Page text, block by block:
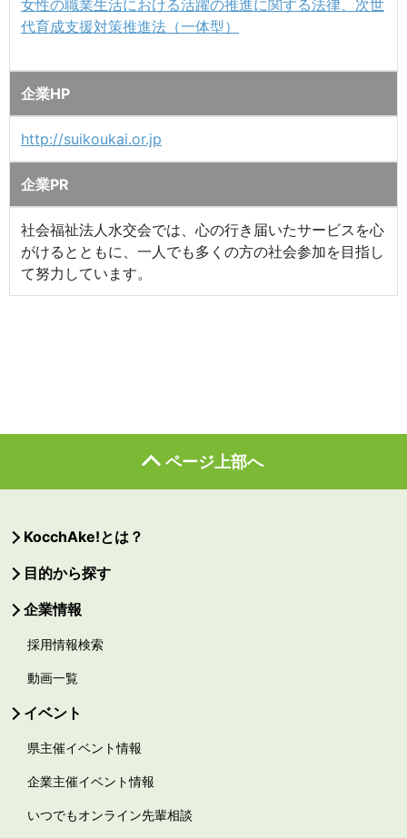
女性の職業生活における活躍の推進に関する法律、次世
代育成支援対策推進法（一体型）
企業HP
http://suikoukai.or.jp
企業PR
社会福祉法人水交会では、心の行き届いたサービスを心
がけるとともに、一人でも多くの方の社会参加を目指し
て努力しています。
ページ上部へ
KocchAke!とは？
目的から探す
企業情報
採用情報検索
動画一覧
イベント
県主催イベント情報
企業主催イベント情報
いつでもオンライン先輩相談